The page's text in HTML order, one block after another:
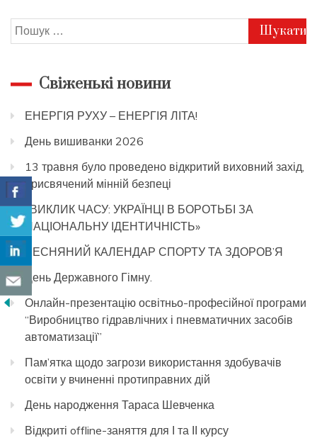
Пошук:
Свіженькі новини
ЕНЕРГІЯ РУХУ – ЕНЕРГІЯ ЛІТА!
День вишиванки 2026
13 травня було проведено відкритий виховний захід,
присвячений мінній безпеці
«ВИКЛИК ЧАСУ: УКРАЇНЦІ В БОРОТЬБІ ЗА
НАЦІОНАЛЬНУ ІДЕНТИЧНІСТЬ»
ВЕСНЯНИЙ КАЛЕНДАР СПОРТУ ТА ЗДОРОВ’Я
День Державного Гімну.
Онлайн-презентацію освітньо-професійної програми
“Виробництво гідравлічних і пневматичних засобів
автоматизації”
Пам’ятка щодо загрози використання здобувачів
освіти у вчиненні протиправних дій
День народження Тараса Шевченка
Відкриті offline-заняття для І та ІІ курсу